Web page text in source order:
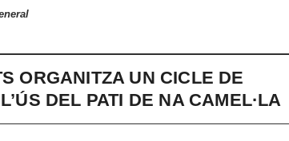
ORGANITZA UN CICLE DE
DEL PATI DE NA CAMEL·LA